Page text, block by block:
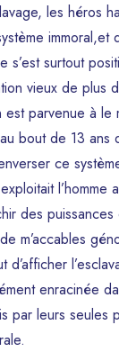
les héros
immoral,et
s’est surtout
vieux de plus
parvenue à le
bout de 13 ans
ce
l’homme
des
m’accables
d’afficher
enracinée
par leurs seules